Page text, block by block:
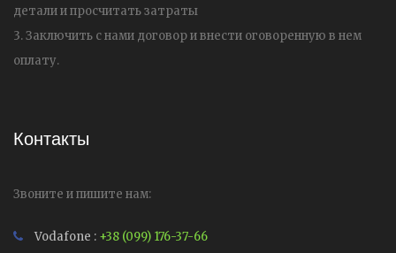
детали и просчитать затраты
3. Заключить с нами договор и внести оговоренную в нем
оплату.
Контакты
Звоните и пишите нам:
Vodafone : +38 (099) 176-37-66